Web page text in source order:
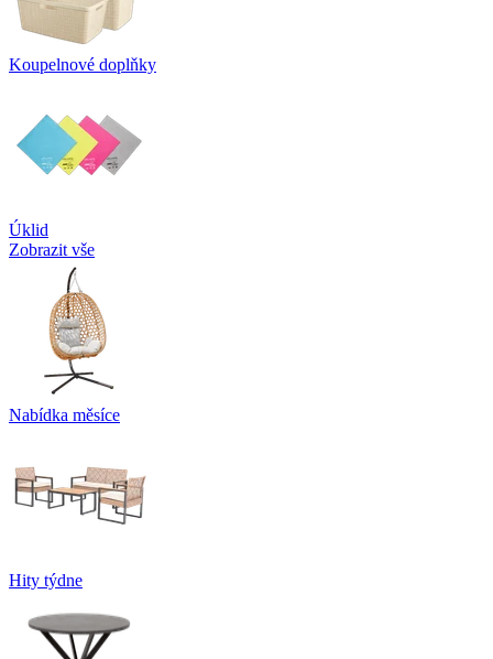
Koupelnové doplňky
Úklid
Zobrazit vše
Nabídka měsíce
Hity týdne